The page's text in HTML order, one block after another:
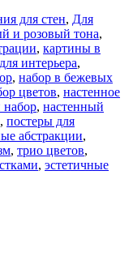
для стен, Для
и розовый тона,
, картины в
интерьера,
, набор в бежевых
цветов, настенное
набор, настенный
, постеры для
абстракции,
, трио цветов,
, эстетичные